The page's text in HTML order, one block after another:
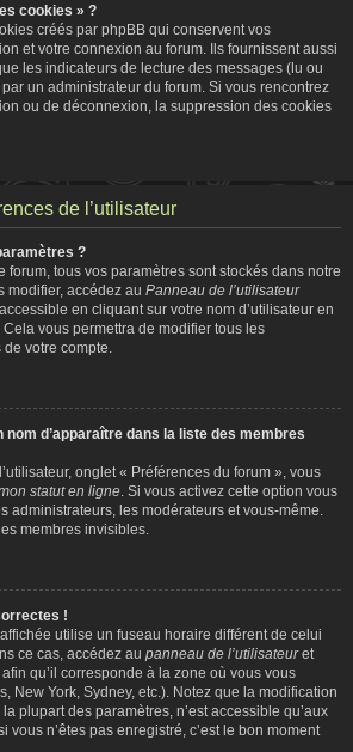
cookies » ?
créés par phpBB qui conservent vos
et votre connexion au forum. Ils fournissent aussi
les indicateurs de lecture des messages (lu ou
un administrateur du forum. Si vous rencontrez
ou de déconnexion, la suppression des cookies
de l’utilisateur
?
forum, tous vos paramètres sont stockés dans notre
modifier, accédez au Panneau de l’utilisateur
en cliquant sur votre nom d’utilisateur en
vous permettra de modifier tous les
votre compte.
d’apparaître dans la liste des membres
onglet « Préférences du forum », vous
statut en ligne . Si vous activez cette option vous
administrateurs, les modérateurs et vous-même.
membres invisibles.
!
utilise un fuseau horaire différent de celui
ce cas, accédez au panneau de l’utilisateuret
qu’il corresponde à la zone où vous vous
New York, Sydney, etc.). Notez que la modification
plupart des paramètres, n’est accessible qu’aux
vous n’êtes pas enregistré, c’est le bon moment